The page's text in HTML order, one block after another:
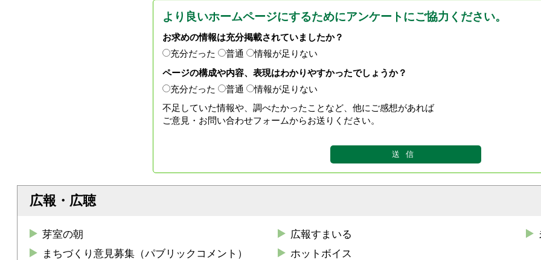
より良いホームページにするためにアンケートにご協力ください。
お求めの情報は充分掲載されていましたか？
充分だった
普通
情報が足りない
ページの構成や内容、表現はわかりやすかったでしょうか？
充分だった
普通
情報が足りない
不足していた情報や、調べたかったことなど、他にご感想があれば
ご意見・お問い合わせフォームからお送りください。
広報・広聴
芽室の朝 広報すまいる
まちづくり意見募集（パブリックコメント）
ホットボイス